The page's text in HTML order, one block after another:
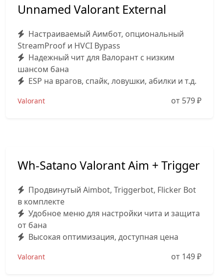
Unnamed Valorant External
Настраиваемый Аимбот, опциональный
StreamProof и HVCI Bypass
Надежный чит для Валорант с низким
шансом бана
ESP на врагов, спайк, ловушки, абилки и т.д.
Valorant от 579₽
Wh-Satano Valorant Aim + Trigger
Продвинутый Aimbot, Triggerbot, Flicker Bot
в комплекте
Удобное меню для настройки чита и защита
от бана
Высокая оптимизация, доступная цена
Valorant от 149₽